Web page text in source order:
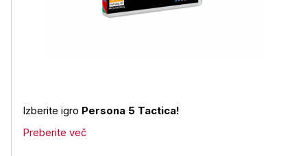
Izberite igro Persona 5 Tactica!
Preberite več